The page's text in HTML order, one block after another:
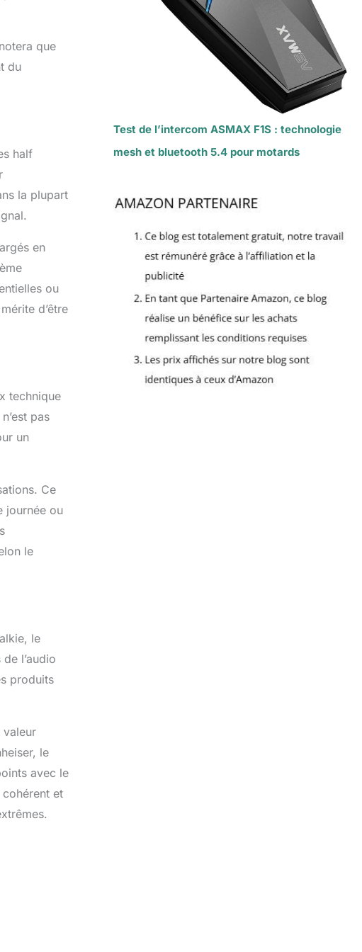
que
du
half
la plupart
en
ou
d’être
technique
pas
un
Ce
journée ou
le
le
l’audio
produits
le
avec le
et
Test de l’intercom ASMAX F1S : technologie
mesh et bluetooth 5.4 pour motards